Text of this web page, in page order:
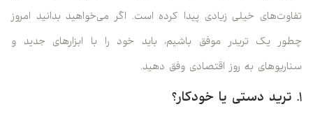
تفاوت‌های خیلی زیادی پیدا کرده است. اگر می‌خواهید بدانید امروز
چطور یک تریدر موفق باشیم، باید خود را با ابزارهای جدید و
سناریوهای به روز اقتصادی وفق دهید.
۱. ترید دستی یا خودکار؟